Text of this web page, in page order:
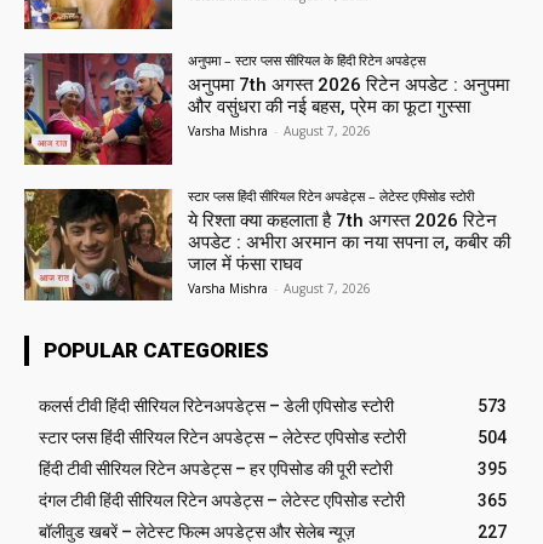
अनुपमा – स्टार प्लस सीरियल के हिंदी रिटेन अपडेट्स
अनुपमा 7th अगस्त 2026 रिटेन अपडेट : अनुपमा
और वसुंधरा की नई बहस, प्रेम का फूटा गुस्सा
Varsha Mishra - August 7, 2026
स्टार प्लस हिंदी सीरियल रिटेन अपडेट्स – लेटेस्ट एपिसोड स्टोरी
ये रिश्ता क्या कहलाता है 7th अगस्त 2026 रिटेन
अपडेट : अभीरा अरमान का नया सपना ल, कबीर की
जाल में फंसा राघव
Varsha Mishra - August 7, 2026
POPULAR CATEGORIES
कलर्स टीवी हिंदी सीरियल रिटेनअपडेट्स – डेली एपिसोड स्टोरी
573
स्टार प्लस हिंदी सीरियल रिटेन अपडेट्स – लेटेस्ट एपिसोड स्टोरी
504
हिंदी टीवी सीरियल रिटेन अपडेट्स – हर एपिसोड की पूरी स्टोरी
395
दंगल टीवी हिंदी सीरियल रिटेन अपडेट्स – लेटेस्ट एपिसोड स्टोरी
365
बॉलीवुड खबरें – लेटेस्ट फिल्म अपडेट्स और सेलेब न्यूज़
227